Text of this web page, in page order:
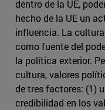
dentro de la UE,
hecho de la UE un
influencia. La
como fuente del
la política exterior.
cultura, valores
de tres factores: (1)
credibilidad en los